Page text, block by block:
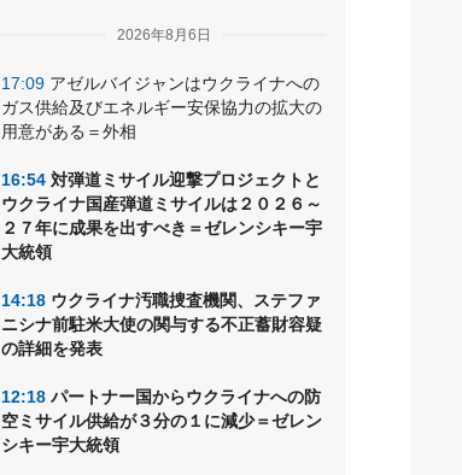
2026年8月6日
17:09 アゼルバイジャンはウクライナへの
ガス供給及びエネルギー安保協力の拡大の
用意がある＝外相
16:54 対弾道ミサイル迎撃プロジェクトと
ウクライナ国産弾道ミサイルは２０２６～
２７年に成果を出すべき＝ゼレンシキー宇
大統領
14:18 ウクライナ汚職捜査機関、ステファ
ニシナ前駐米大使の関与する不正蓄財容疑
の詳細を発表
12:18 パートナー国からウクライナへの防
空ミサイル供給が３分の１に減少＝ゼレン
シキー宇大統領